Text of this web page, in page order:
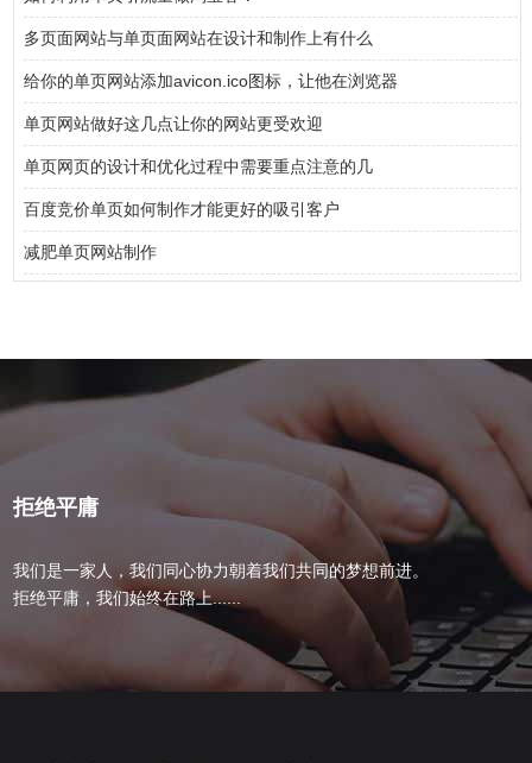
多页面网站与单页面网站在设计和制作上有什么
给你的单页网站添加avicon.ico图标，让他在浏览器
单页网站做好这几点让你的网站更受欢迎
单页网页的设计和优化过程中需要重点注意的几
百度竞价单页如何制作才能更好的吸引客户
减肥单页网站制作
拒绝平庸
我们是一家人，我们同心协力朝着我们共同的梦想前进。
拒绝平庸，我们始终在路上......